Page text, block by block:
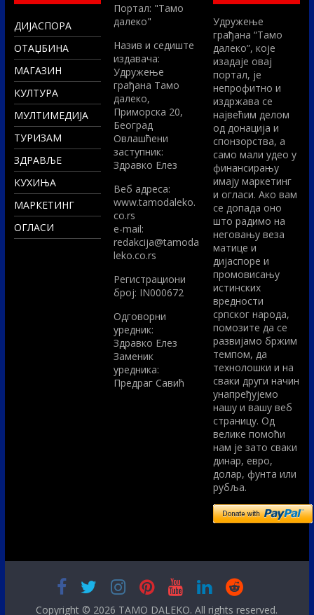
ДИЈАСПОРА
ОТАЏБИНА
МАГАЗИН
КУЛТУРА
МУЛТИМЕДИЈА
ТУРИЗАМ
ЗДРАВЉЕ
КУХИЊА
МАРКЕТИНГ
ОГЛАСИ
Портал: "Тамо
далеко"
Назив и седиште
издавача:
Удружење
грађана Тамо
далеко,
Приморска 20,
Београд
Овлашћени
заступник:
Здравко Елез
Вeб адреса:
www.tamodaleko.
co.rs
e-mail:
redakcija@tamoda
leko.co.rs
Регистрациони
број: IN000672
Одговорни
уредник:
Здравко Елез
Заменик
уредника:
Предраг Савић
Удружење
грађана “Тамо
далеко”, које
изадаје овај
портал, је
непрофитно и
издржава се
највећим делом
од донација и
спонзорства, а
само мали удео у
финансирању
имају маркетинг
и огласи. Ако вам
се допада оно
што радимо на
неговању веза
матице и
дијаспоре и
промовисању
истинских
вредности
српског народа,
помозите да се
развијамо бржим
темпом, да
технолошки и на
сваки други начин
унапређујемо
нашу и вашу веб
страницу. Од
велике помоћи
нам је зато сваки
динар, евро,
долар, фунта или
рубља.
Copyright © 2026 TAMO DALEKO. All rights reserved.